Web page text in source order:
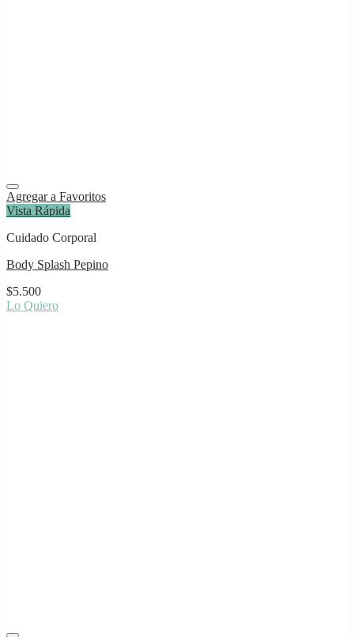
Agregar a Favoritos
Vista Rápida
Cuidado Corporal
Body Splash Pepino
$5.500
Lo Quiero